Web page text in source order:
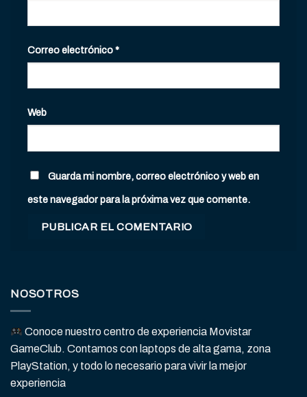
Correo electrónico*
Web
Guarda mi nombre, correo electrónico y web en
este navegador para la próxima vez que comente.
NOSOTROS
Conoce nuestro centro de experiencia Movistar
GameClub. Contamos con laptops de alta gama, zona
PlayStation, y todo lo necesario para vivir la mejor
experiencia